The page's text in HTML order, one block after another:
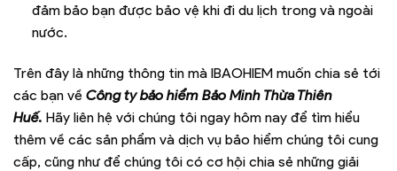
đảm bảo bạn được bảo vệ khi đi du lịch trong và ngoài
nước.
Trên đây là những thông tin mà IBAOHIEM muốn chia sẻ tới
các bạn về Công ty bảo hiểm Bảo Minh Thừa Thiên
Huế. Hãy liên hệ với chúng tôi ngay hôm nay để tìm hiểu
thêm về các sản phẩm và dịch vụ bảo hiểm chúng tôi cung
cấp, cũng như để chúng tôi có cơ hội chia sẻ những giải